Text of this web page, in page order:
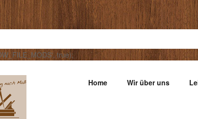
true);
Home Wir über uns